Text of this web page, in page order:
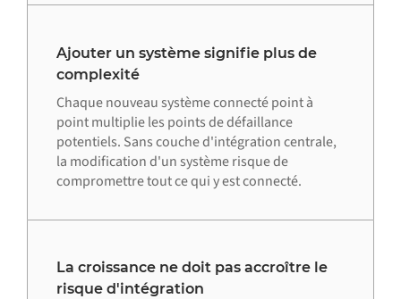
Ajouter un système signifie plus de
complexité
Chaque nouveau système connecté point à
point multiplie les points de défaillance
potentiels. Sans couche d'intégration centrale,
la modification d'un système risque de
compromettre tout ce qui y est connecté.
La croissance ne doit pas accroître le
risque d'intégration